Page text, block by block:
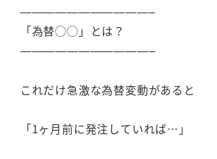
———————————–
「為替◯◯」とは？
———————————–
これだけ急激な為替変動があると
「1ヶ月前に発注していれば…」